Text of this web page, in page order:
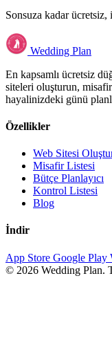
Sonsuza kadar ücretsiz,
Wedding Plan
En kapsamlı ücretsiz
siteleri oluşturun,
hayalinizdeki günü
Özellikler
Web Sitesi
Misafir Listesi
Bütçe Planlayıcı
Kontrol Listesi
Blog
İndir
App Store Google Play
© 2026 Wedding Plan.